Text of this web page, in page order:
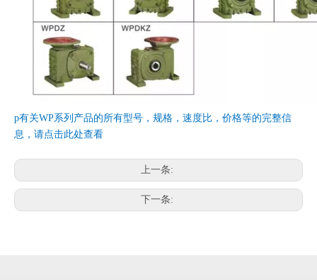
p有关WP系列产品的所有型号，规格，速度比，价格等的完整信
息，请点击此处查看
上一条:
下一条: